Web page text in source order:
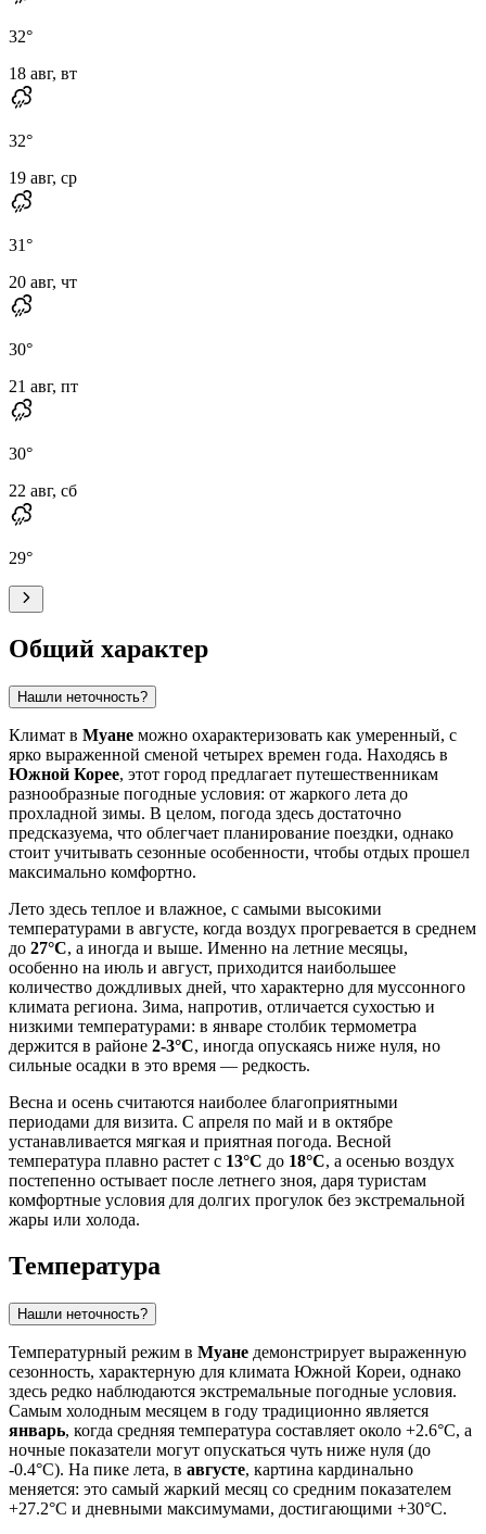
32°
18 авг, вт
32°
19 авг, ср
31°
20 авг, чт
30°
21 авг, пт
30°
22 авг, сб
29°
Общий характер
Нашли неточность?
Климат в Муане можно охарактеризовать как умеренный, с
ярко выраженной сменой четырех времен года. Находясь в
Южной Корее, этот город предлагает путешественникам
разнообразные погодные условия: от жаркого лета до
прохладной зимы. В целом, погода здесь достаточно
предсказуема, что облегчает планирование поездки, однако
стоит учитывать сезонные особенности, чтобы отдых прошел
максимально комфортно.
Лето здесь теплое и влажное, с самыми высокими
температурами в августе, когда воздух прогревается в среднем
до 27°C, а иногда и выше. Именно на летние месяцы,
особенно на июль и август, приходится наибольшее
количество дождливых дней, что характерно для муссонного
климата региона. Зима, напротив, отличается сухостью и
низкими температурами: в январе столбик термометра
держится в районе 2-3°C, иногда опускаясь ниже нуля, но
сильные осадки в это время — редкость.
Весна и осень считаются наиболее благоприятными
периодами для визита. С апреля по май и в октябре
устанавливается мягкая и приятная погода. Весной
температура плавно растет с 13°C до 18°C, а осенью воздух
постепенно остывает после летнего зноя, даря туристам
комфортные условия для долгих прогулок без экстремальной
жары или холода.
Температура
Нашли неточность?
Температурный режим в Муане демонстрирует выраженную
сезонность, характерную для климата Южной Кореи, однако
здесь редко наблюдаются экстремальные погодные условия.
Самым холодным месяцем в году традиционно является
январь, когда средняя температура составляет около +2.6°C, а
ночные показатели могут опускаться чуть ниже нуля (до
-0.4°C). На пике лета, в августе, картина кардинально
меняется: это самый жаркий месяц со средним показателем
+27.2°C и дневными максимумами, достигающими +30°C.